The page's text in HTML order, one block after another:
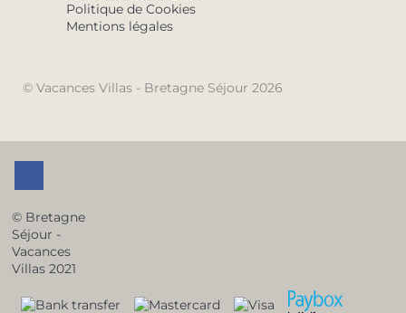
Politique de Cookies
Mentions légales
© Vacances Villas - Bretagne Séjour 2026
© Bretagne
Séjour -
Vacances
Villas 2021